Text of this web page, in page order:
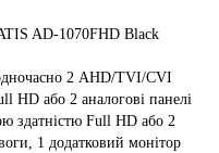
AD-1070FHD Black
2 AHD/TVI/CVI
HD або 2 аналогові панелі
здатністю Full HD або 2
1 додатковий монітор